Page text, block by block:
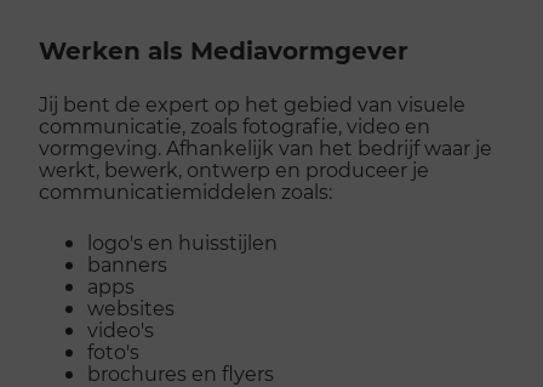
Werken als Mediavormgever
Jij bent de expert op het gebied van visuele
communicatie, zoals fotografie, video en
vormgeving. Afhankelijk van het bedrijf waar je
werkt, bewerk, ontwerp en produceer je
communicatiemiddelen zoals:
logo's en huisstijlen
banners
apps
websites
video's
foto's
brochures en flyers